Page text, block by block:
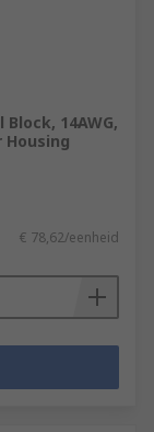
14AWG,
Housing
€ 78,62/eenheid